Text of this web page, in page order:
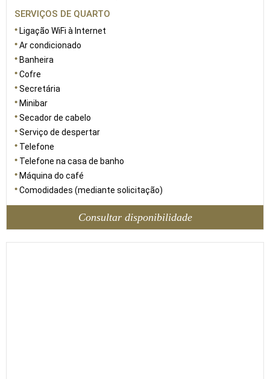
SERVIÇOS DE QUARTO
Ligação WiFi à Internet
Ar condicionado
Banheira
Cofre
Secretária
Minibar
Secador de cabelo
Serviço de despertar
Telefone
Telefone na casa de banho
Máquina do café
Comodidades (mediante solicitação)
Consultar disponibilidade